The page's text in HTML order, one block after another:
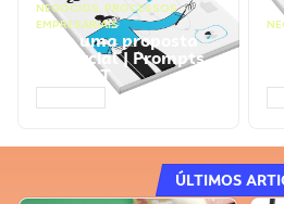
NEGÓCIOS, PROCESSOS
EMPRESARIAIS
Faça uma proposta
comercial | Prompts
ChatGPT
ÚLTIMOS